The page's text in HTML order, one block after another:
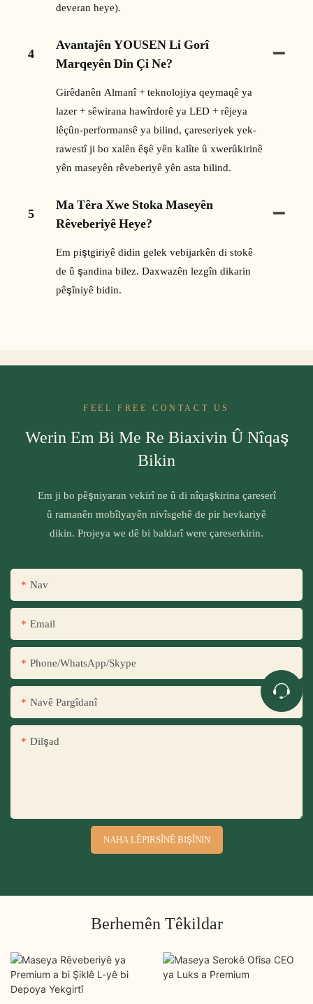
deveran heye).
4
Avantajên YOUSEN Li Gorî
Marqeyên Din Çi Ne?
Girêdanên Almanî + teknolojiya qeymaqê ya
lazer + sêwirana hawîrdorê ya LED + rêjeya
lêçûn-performansê ya bilind, çareseriyek yek-
rawestî ji bo xalên êşê yên kalîte û xwerûkirinê
yên maseyên rêveberiyê yên asta bilind.
5
Ma Têra Xwe Stoka Maseyên
Rêveberiyê Heye?
Em piştgiriyê didin gelek vebijarkên di stokê
de û şandina bilez. Daxwazên lezgîn dikarin
pêşîniyê bidin.
FEEL FREE CONTACT US
Werin Em Bi Me Re Biaxivin Û Nîqaş
Bikin
Em ji bo pêşniyaran vekirî ne û di nîqaşkirina çareserî
û ramanên mobîlyayên nivîsgehê de pir hevkariyê
dikin. Projeya we dê bi baldarî were çareserkirin.
Nav
Email
Phone/WhatsApp/Skype
Navê Pargîdanî
Dilşad
NAHA LÊPIRSÎNÊ BIŞÎNIN
Berhemên Têkildar